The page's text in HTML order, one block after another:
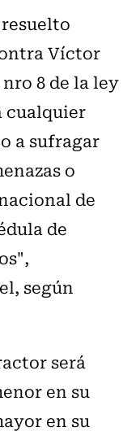
Víctor
8 de la ley
cualquier
a sufragar
o
de
de
según
será
en su
en su